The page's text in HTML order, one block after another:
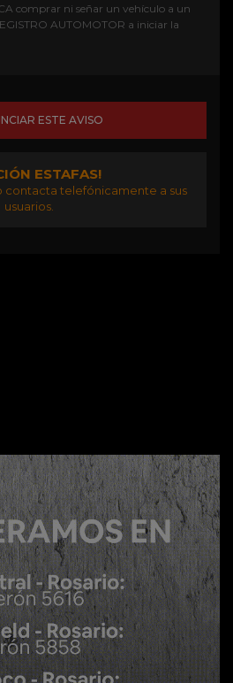
comprar ni señar un vehículo a un
AUTOMOTOR a iniciar la
ESTE AVISO
ESTAFAS!
contacta telefónicamente a sus
usuarios.